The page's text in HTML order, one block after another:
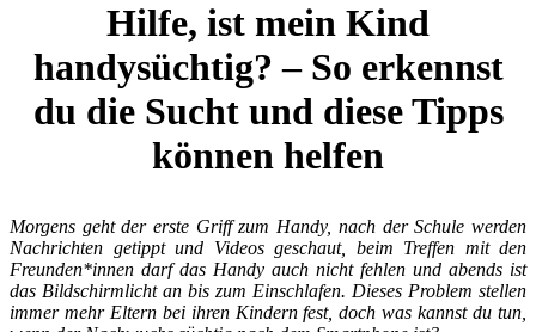
Hilfe, ist mein Kind
handysüchtig? – So erkennst
du die Sucht und diese Tipps
können helfen
Morgens geht der erste Griff zum Handy, nach der Schule werden
Nachrichten getippt und Videos geschaut, beim Treffen mit den
Freunden*innen darf das Handy auch nicht fehlen und abends ist
das Bildschirmlicht an bis zum Einschlafen. Dieses Problem stellen
immer mehr Eltern bei ihren Kindern fest, doch was kannst du tun,